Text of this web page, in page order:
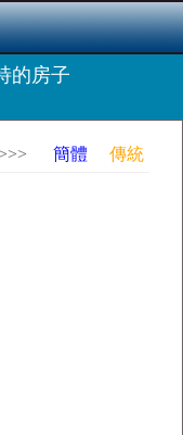
的房子
簡體 傳統